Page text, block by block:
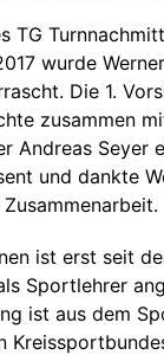
TG
wurde
Die 1.
zusammen
Andreas Seyer
und dankte
ist erst seit
Sportlehrer
ist aus dem